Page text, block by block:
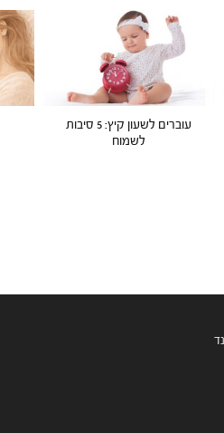
עוברים לשעון קיץ: 5 סיבות
לשמוח